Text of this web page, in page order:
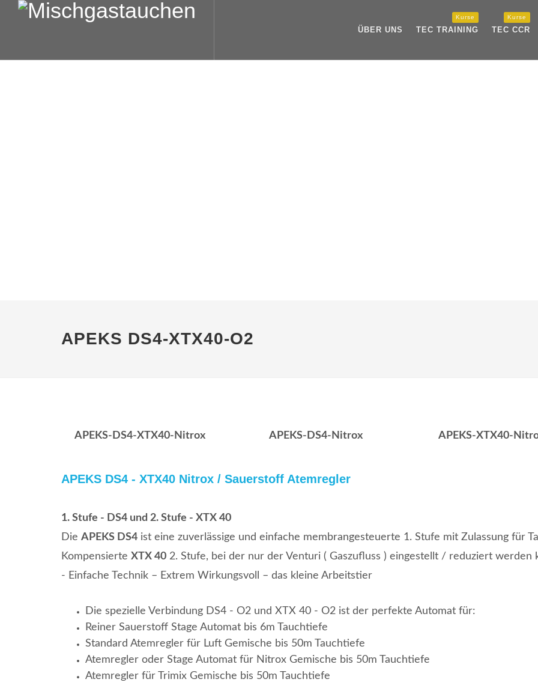
ÜBER UNS TEC TRAINING
Kurse
TEC CCR
Kurse
APEKS DS4-XTX40-O2
APEKS-DS4-XTX40-Nitrox APEKS-DS4-Nitrox APEKS-XTX40-
APEKS DS4 - XTX40 Nitrox / Sauerstoff Atemregler
1. Stufe - DS4 und 2. Stufe - XTX 40
Die APEKS DS4 ist eine zuverlässige und einfache membrangesteuerte 1. Stufe mit Zulassung für
Kompensierte XTX 40 2. Stufe, bei der nur der Venturi ( Gaszufluss ) eingestellt / reduziert werden
- Einfache Technik – Extrem Wirkungsvoll – das kleine Arbeitstier
Die spezielle Verbindung DS4 - O2 und XTX 40 - O2 ist der perfekte Automat für:
Reiner Sauerstoff Stage Automat bis 6m Tauchtiefe
Standard Atemregler für Luft Gemische bis 50m Tauchtiefe
Atemregler oder Stage Automat für Nitrox Gemische bis 50m Tauchtiefe
Atemregler für Trimix Gemische bis 50m Tauchtiefe